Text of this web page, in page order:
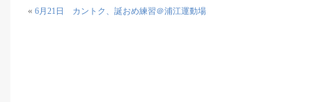
« 6月21日 カントク、誕おめ練習＠浦江運動場